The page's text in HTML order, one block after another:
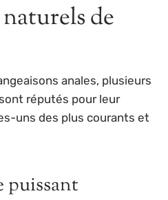
de
anales, plusieurs
réputés pour leur
uns des plus courants et
puissant